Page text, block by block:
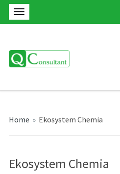
Home » Ekosystem Chemia
Ekosystem Chemia